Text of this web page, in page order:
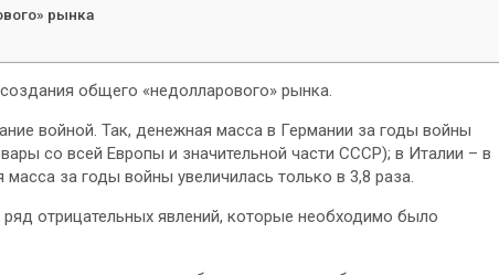
рынка
общего «недолларового» рынка.
войной. Так, денежная масса в Германии за годы войны
со всей Европы и значительной части СССР); в Италии – в
за годы войны увеличилась только в 3,8 раза.
отрицательных явлений, которые необходимо было